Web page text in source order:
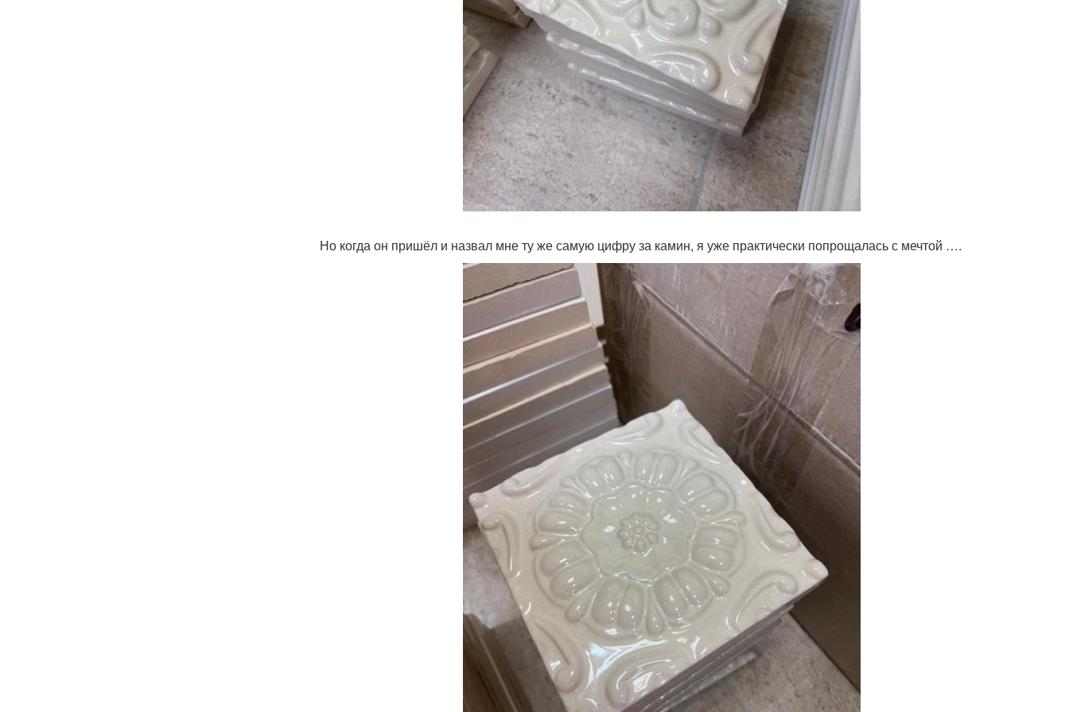
Но когда он пришёл и назвал мне ту же самую цифру за камин, я уже практически попрощалась с мечтой ….